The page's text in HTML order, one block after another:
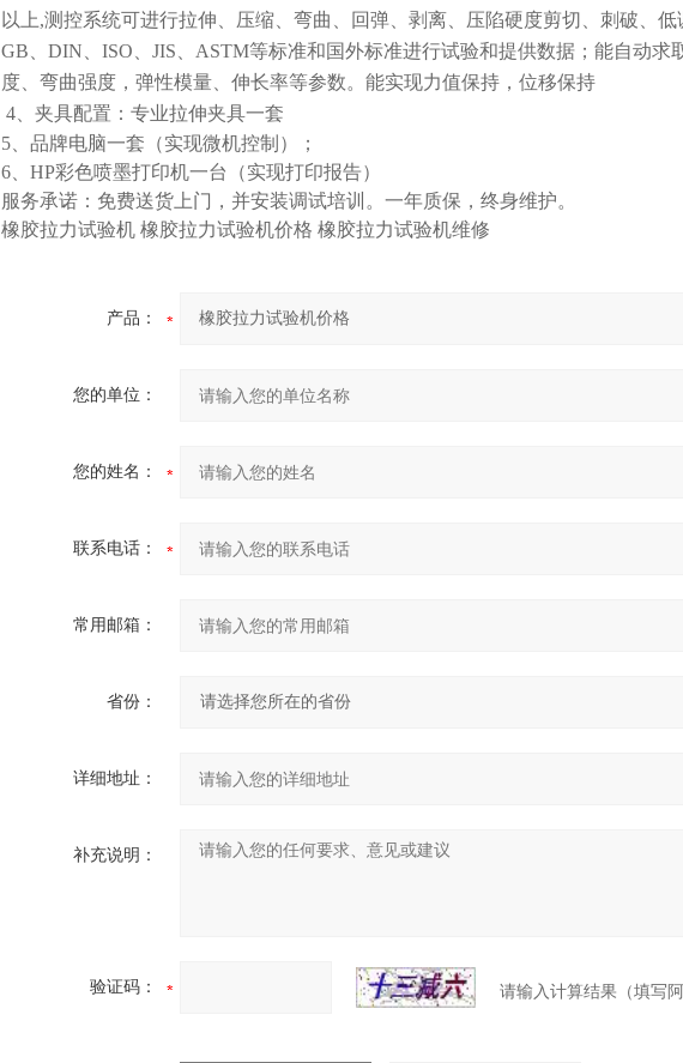
以上,测控系统可进行拉伸、压缩、弯曲、回弹、剥离、压陷硬度剪切、刺破、
GB 、DIN 、ISO 、JIS ASTM等标准和国外标准进行试验和提供数据；能自动求
度、弯曲强度，弹性模量、伸长率等参数。能实现力值保持，位移保持
4 、夹具配置：专业拉伸夹具一套
5 、品牌电脑一套（实现微机控制）；
6 、HP彩色喷墨打印机一台（实现打印报告）
服务承诺：免费送货上门，并安装调试培训。一年质保，终身维护。
橡胶拉力试验机 橡胶拉力试验机价格 橡胶拉力试验机维修
产品：
您的单位：
您的姓名：
联系电话：
常用邮箱：
省份：
详细地址：
补充说明：
验证码： 请输入计算结果（填写